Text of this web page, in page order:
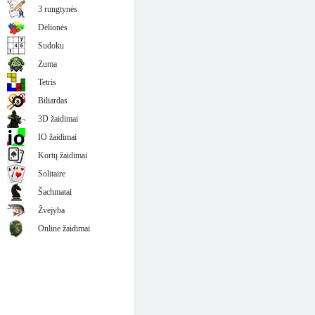
3 rungtynės
Dėlionės
Sudoku
Zuma
Tetris
Biliardas
3D žaidimai
IO žaidimai
Kortų žaidimai
Solitaire
Šachmatai
Žvejyba
Online žaidimai